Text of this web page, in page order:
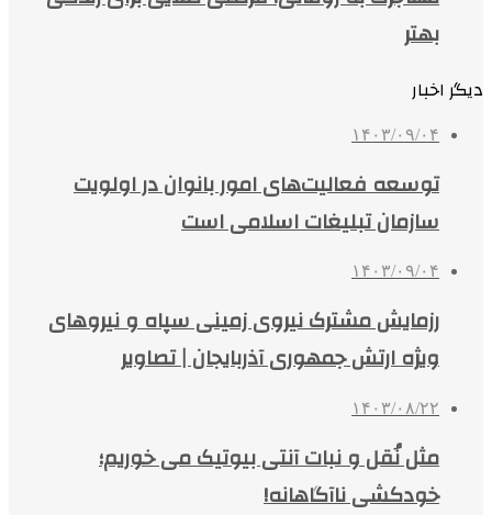
بهتر
دیگر اخبار
۱۴۰۳/۰۹/۰۴
توسعه فعالیت‌های امور بانوان در اولویت‌
سازمان تبلیغات اسلامی است
۱۴۰۳/۰۹/۰۴
رزمایش مشترک نیروی زمینی سپاه و نیروهای
ویژه ارتش جمهوری آذربایجان | تصاویر
۱۴۰۳/۰۸/۲۲
مثل نُقل و نبات آنتی بیوتیک می خوریم؛
خودکشی ناآگاهانه!